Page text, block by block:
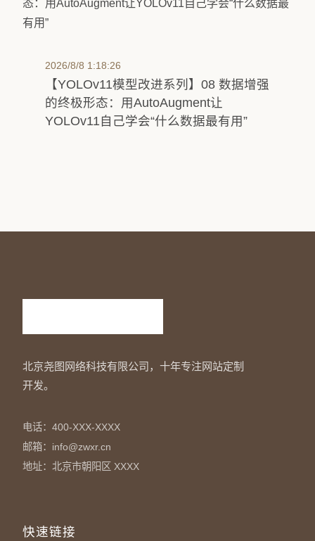
2026/8/8 1:18:26
【YOLOv11模型改进系列】08 数据增强
的终极形态：用AutoAugment让
YOLOv11自己学会“什么数据最有用”
北京尧图网络科技有限公司，十年专注网站定制
开发。
电话：400-XXX-XXXX
邮箱：info@zwxr.cn
地址：北京市朝阳区 XXXX
快速链接